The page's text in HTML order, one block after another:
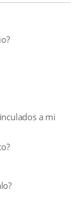
a mi